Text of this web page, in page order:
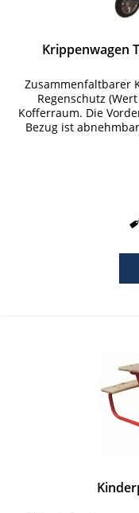
Krippenwagen
Zusammenfaltbarer
Regenschutz
Kofferraum. Die
Bezug ist